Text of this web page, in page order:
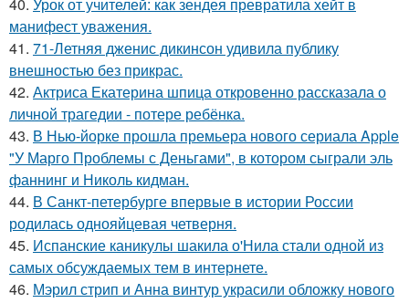
манифест уважения.
41. 71-Летняя дженис дикинсон удивила публику
внешностью без прикрас.
42. Актриса Екатерина шпица откровенно рассказала о
личной трагедии - потере ребёнка.
43. В Нью-йорке прошла премьера нового сериала Apple
"У Марго Проблемы с Деньгами", в котором сыграли эль
фаннинг и Николь кидман.
44. В Санкт-петербурге впервые в истории России
родилась однояйцевая четверня.
45. Испанские каникулы шакила о'Нила стали одной из
самых обсуждаемых тем в интернете.
46. Мэрил стрип и Анна винтур украсили обложку нового